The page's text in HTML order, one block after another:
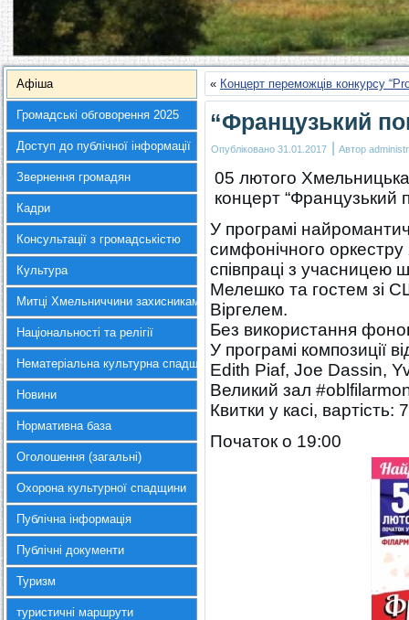
Афіша
Громадські обговорення 2025
Доступ до публічної інформації
Звернення громадян
Кадри
Консультації з громадськістю
Культура
Митці Хмельниччини захисникам України
Національності та релігії
Нематеріальна культурна спадщина
Новини
Нормативна база
Оголошення (загальні)
Охорона культурної спадщини
Публічна інформація
Публічні документи
Туризм
туристичні маршрути
« Концерт переможців конкурсу
“Французький
Опубліковано 31.01.2017 | Автор
05 лютого
концерт “Французький
У програмі
симфонічного оркестру
співпраці з учасницею
Мелешко та гостем зі
Віргелем.
Без використання
У програмі композиції
Edith Piaf, Joe Dassin,
Великий зал
Квитки у касі, вартість:
Початок о 19:00